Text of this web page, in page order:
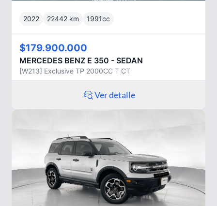
2022 22442 km 1991cc
$179.900.000
MERCEDES BENZ E 350 - SEDAN
[W213] Exclusive TP 2000CC T CT
Ver detalle